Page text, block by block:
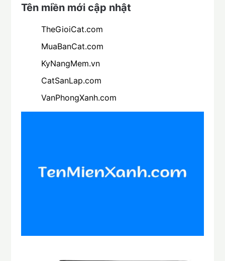
Tên miền mới cập nhật
TheGioiCat.com
MuaBanCat.com
KyNangMem.vn
CatSanLap.com
VanPhongXanh.com